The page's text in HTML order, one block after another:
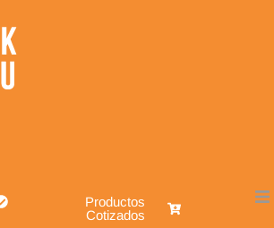
Productos
Cotizados